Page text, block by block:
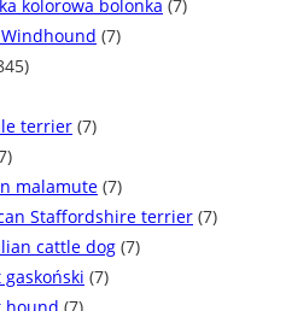
kolorowa bolonka (7)
(7)
terrier (7)
malamute (7)
Staffordshire terrier (7)
cattle dog (7)
gaskoński (7)